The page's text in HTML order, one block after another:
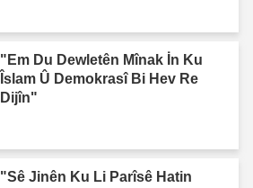
"Em Du Dewletên Mînak İn Ku
Îslam Û Demokrasî Bi Hev Re
Dijîn"
"Sê Jinên Ku Li Parîsê Hatin